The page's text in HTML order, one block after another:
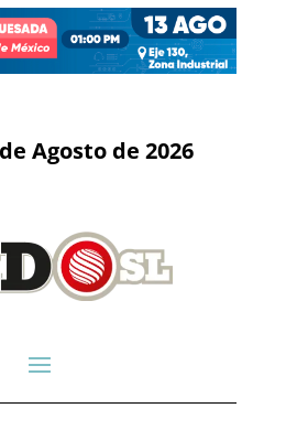
Agosto de 2026